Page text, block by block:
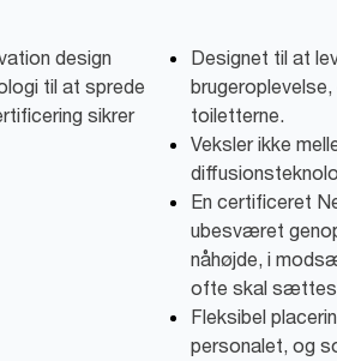
design
til at sprede
sikrer
Designet til at
toiletterne.
Veksler ikke
En certificeret
ubesværet
nåhøjde, i
ofte skal sættes
Fleksibel
personalet, og